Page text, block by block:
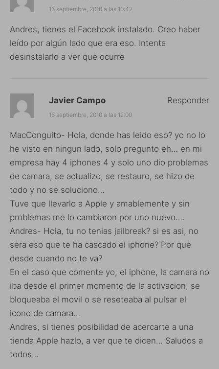
16 septiembre, 2010 a las 10:42
Andres, tienes el Facebook instalado. Creo haber
leído por algún lado que era eso. Intenta
desinstalarlo a ver que ocurre
Javier Campo
16 septiembre, 2010 a las 12:00
MacConguito- Hola, donde has leido eso? yo no lo
he visto en ningun lado, solo pregunto eh… en mi
empresa hay 4 iphones 4 y solo uno dio problemas
de camara, se actualizo, se restauro, se hizo de
todo y no se soluciono…
Tuve que llevarlo a Apple y amablemente y sin
problemas me lo cambiaron por uno nuevo….
Andres- Hola, tu no tenias jailbreak? si es asi, no
sera eso que te ha cascado el iphone? Por que
desde cuando no te va?
En el caso que comente yo, el iphone, la camara no
iba desde el primer momento de la activacion, se
bloqueaba el movil o se reseteaba al pulsar el
icono de camara…
Andres, si tienes posibilidad de acercarte a una
tienda Apple hazlo, a ver que te dicen… Saludos a
todos…
Responder